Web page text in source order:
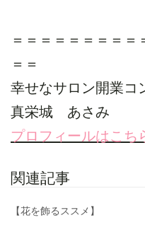
＝＝＝＝＝＝＝＝＝
＝＝
幸せなサロン開業
真栄城 あさみ
プロフィールはこち
関連記事
【花を飾るススメ】